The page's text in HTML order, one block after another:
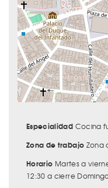
Especialidad Cocina
Zona de trabajo Zona
Horario Martes a
12:30 a cierre